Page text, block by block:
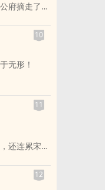
府摘走了这
。。
10
无形！
家女子一生
11
还连累宋家
皇帝的赐
个被自己坑
12